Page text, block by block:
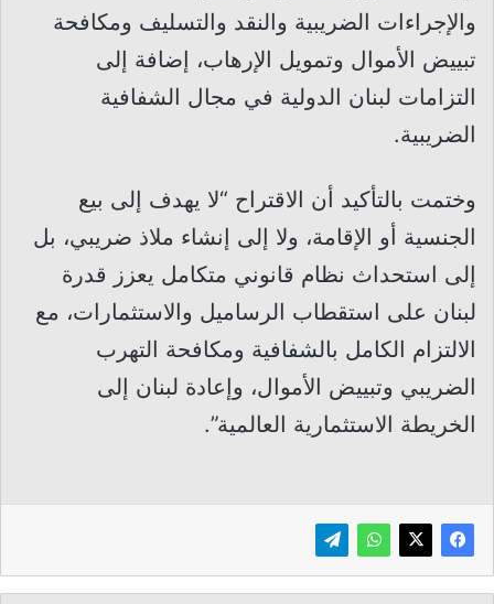
والإجراءات الضريبية والنقد والتسليف ومكافحة
تبييض الأموال وتمويل الإرهاب، إضافة إلى
التزامات لبنان الدولية في مجال الشفافية
الضريبية.
وختمت بالتأكيد أن الاقتراح “لا يهدف إلى بيع
الجنسية أو الإقامة، ولا إلى إنشاء ملاذ ضريبي، بل
إلى استحداث نظام قانوني متكامل يعزز قدرة
لبنان على استقطاب الرساميل والاستثمارات، مع
الالتزام الكامل بالشفافية ومكافحة التهرب
الضريبي وتبييض الأموال، وإعادة لبنان إلى
الخريطة الاستثمارية العالمية”.